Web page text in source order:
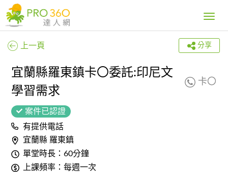
Toggle
上一頁 分享
宜蘭縣羅東鎮卡〇委託:印尼文
學習需求
卡〇
案件已認證
有提供電話
宜蘭縣 羅東鎮
單堂時長：60分鐘
上課頻率：每週一次